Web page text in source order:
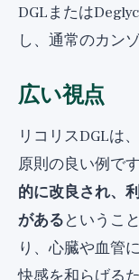
DGLまたは
し、通常のカン
広い視点
リコリスDGLは
原則の良い例です
的に改良され、
があるというこ
り、心臓や血管